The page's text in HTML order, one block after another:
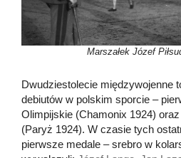
Marszałek Józef
Dwudziestolecie międzywojenne
debiutów w polskim sporcie –
Olimpijskie (Chamonix 1924)
(Paryż 1924). W czasie tych
pierwsze medale – srebro w